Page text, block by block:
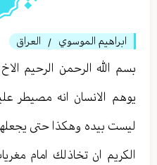
ابراهيم الموسوي / العراق
بسم الله الرحمن الرحيم
يوهم الانسان انه مصيطر
ليست بيده وهكذا حتى
الكريم ان تخاذلك امام